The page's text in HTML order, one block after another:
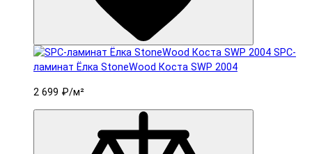
SPC-
ламинат Ëлка StoneWood Коста SWP 2004
2 699 ₽/м²